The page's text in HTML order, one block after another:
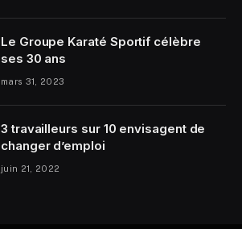
Le Groupe Karaté Sportif célèbre
ses 30 ans
mars 31, 2023
3 travailleurs sur 10 envisagent de
changer d’emploi
juin 21, 2022